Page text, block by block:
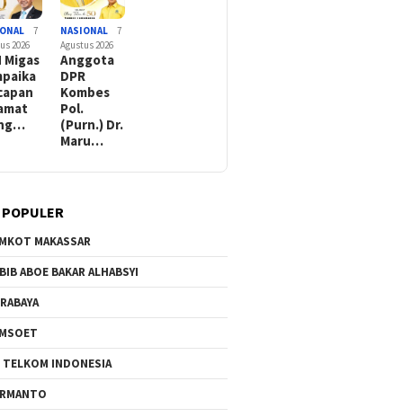
7
2026
Migas
NASIONAL
7
Agustus 2026
Anggota
DPR
Kombes
Pol.
(Purn.) Dr.
Maru…
MAKASSAR
ABOE BAKAR ALHABSYI
INDONESIA